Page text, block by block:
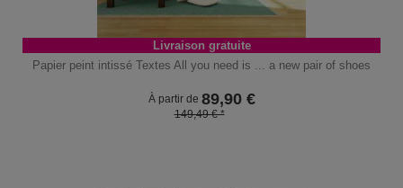
Livraison gratuite
Papier peint intissé Textes All you need is ... a new pair of shoes
À partir de 89,90€
149,49 € *